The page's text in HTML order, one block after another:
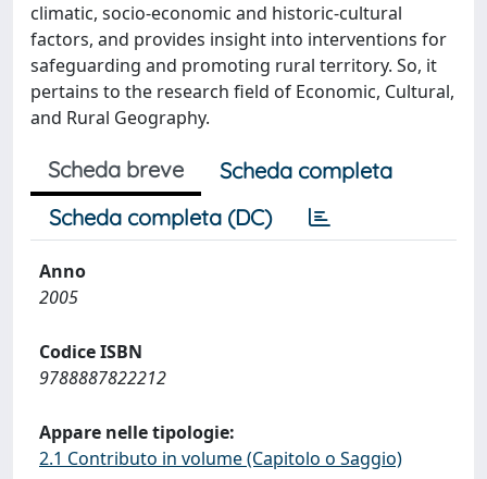
climatic, socio-economic and historic-cultural
factors, and provides insight into interventions for
safeguarding and promoting rural territory. So, it
pertains to the research field of Economic, Cultural,
and Rural Geography.
Scheda breve
Scheda completa
Scheda completa (DC)
Anno
2005
Codice ISBN
9788887822212
Appare nelle tipologie:
2.1 Contributo in volume (Capitolo o Saggio)